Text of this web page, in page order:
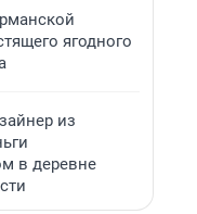
ягодного
из
в деревне